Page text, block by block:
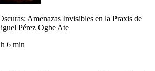
Amenazas Invisibles en la Praxis de
Pérez Ogbe Ate
6 min